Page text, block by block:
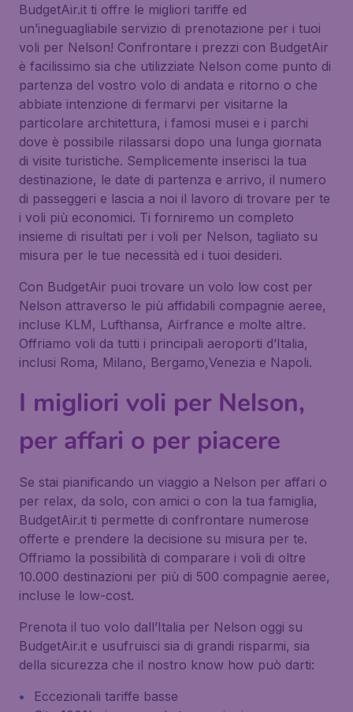
BudgetAir.it ti offre le migliori tariffe ed
un’ineguagliabile servizio di prenotazione per i tuoi
voli per Nelson! Confrontare i prezzi con BudgetAir
è facilissimo sia che utilizziate Nelson come punto di
partenza del vostro volo di andata e ritorno o che
abbiate intenzione di fermarvi per visitarne la
particolare architettura, i famosi musei e i parchi
dove è possibile rilassarsi dopo una lunga giornata
di visite turistiche. Semplicemente inserisci la tua
destinazione, le date di partenza e arrivo, il numero
di passeggeri e lascia a noi il lavoro di trovare per te
i voli più economici. Ti forniremo un completo
insieme di risultati per i voli per Nelson, tagliato su
misura per le tue necessità ed i tuoi desideri.
Con BudgetAir puoi trovare un volo low cost per
Nelson attraverso le più affidabili compagnie aeree,
incluse KLM, Lufthansa, Airfrance e molte altre.
Offriamo voli da tutti i principali aeroporti d’Italia,
inclusi Roma, Milano, Bergamo,Venezia e Napoli.
I migliori voli per Nelson,
per affari o per piacere
Se stai pianificando un viaggio a Nelson per affari o
per relax, da solo, con amici o con la tua famiglia,
BudgetAir.it ti permette di confrontare numerose
offerte e prendere la decisione su misura per te.
Offriamo la possibilità di comparare i voli di oltre
10.000 destinazioni per più di 500 compagnie aeree,
incluse le low-cost.
Prenota il tuo volo dall’Italia per Nelson oggi su
BudgetAir.it e usufruisci sia di grandi risparmi, sia
della sicurezza che il nostro know how può darti:
Eccezionali tariffe basse